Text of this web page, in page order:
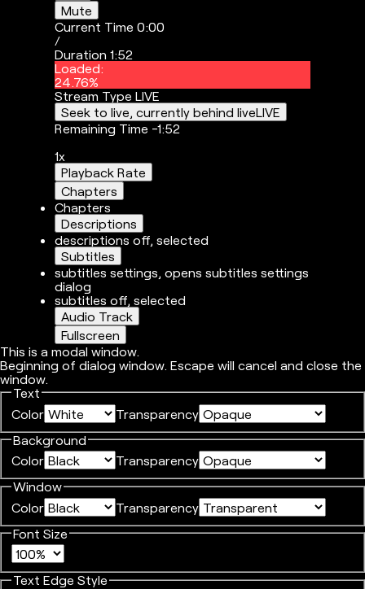
Mute
Current Time0:00
/
Duration1:52
Loaded:
24.76%
Stream TypeLIVE
Seek to live, currently behind liveLIVE
Remaining Time -1:52
1x
Playback Rate
Chapters
Chapters
Descriptions
descriptions off, selected
Subtitles
subtitles settings, opens subtitles settings
dialog
subtitles off, selected
Audio Track
Fullscreen
This is a modal window.
Beginning of dialog window. Escape will cancel and close the
window.
Text
Color
Transparency
Background
Color
Transparency
Window
Color
Transparency
Font Size
Text Edge Style